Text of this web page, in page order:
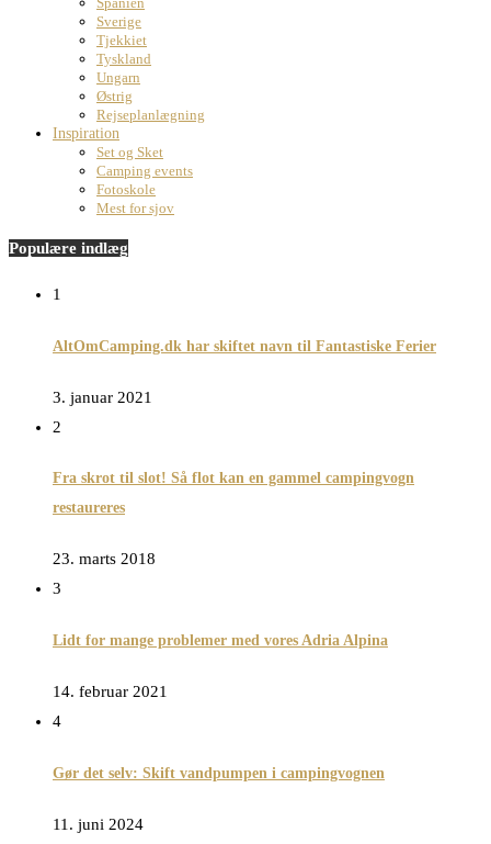
Sverige
Tjekkiet
Tyskland
Ungarn
Østrig
Rejseplanlægning
Inspiration
Set og Sket
Camping events
Fotoskole
Mest for sjov
Populære indlæg
1
AltOmCamping.dk har skiftet navn til Fantastiske Ferier
3. januar 2021
2
Fra skrot til slot! Så flot kan en gammel campingvogn
restaureres
23. marts 2018
3
Lidt for mange problemer med vores Adria Alpina
14. februar 2021
4
Gør det selv: Skift vandpumpen i campingvognen
11. juni 2024